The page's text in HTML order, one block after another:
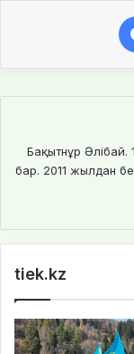
Бақытнұр Әлібай.
бар. 2011 жылдан
tiek.kz